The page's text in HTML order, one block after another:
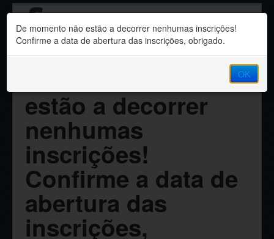
Sindicato dos
Professores da Madeira
estão a decorrer
nenhumas
inscrições!
Confirme a data de
abertura das
inscrições,
De momento não estão a decorrer nenhumas inscrições!
Confirme a data de abertura das inscrições, obrigado.
OK